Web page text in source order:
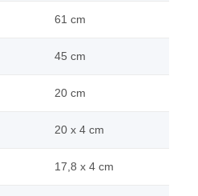
61 cm
45 cm
20 cm
20 x 4 cm
17,8 x 4 cm